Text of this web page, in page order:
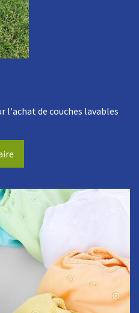
l'achat de couches lavables